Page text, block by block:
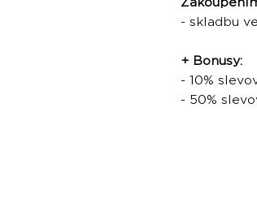
- skladbu
+ Bonusy:
- 10%
- 50%